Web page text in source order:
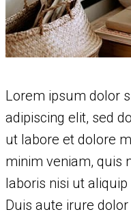
Lorem ipsum dolor
adipiscing elit, sed
ut labore et dolore
minim veniam, quis
laboris nisi ut
Duis aute irure